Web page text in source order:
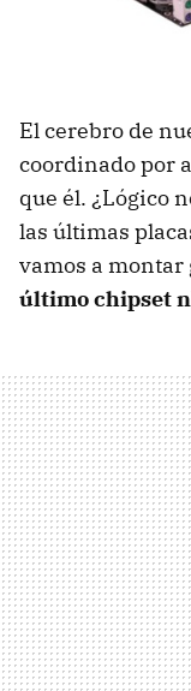
El cerebro de
coordinado por
que él. ¿Lógico
las últimas
vamos a montar
último chipset